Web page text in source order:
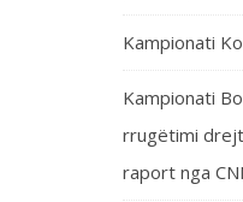
Kampionati
Kampionati
rrugëtimi
raport nga